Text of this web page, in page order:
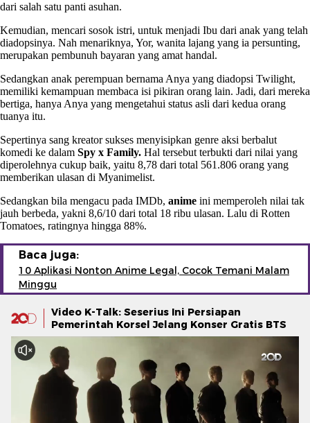
dari salah satu panti asuhan.
Kemudian, mencari sosok istri, untuk menjadi Ibu dari anak yang telah
diadopsinya. Nah menariknya, Yor, wanita lajang yang ia persunting,
merupakan pembunuh bayaran yang amat handal.
Sedangkan anak perempuan bernama Anya yang diadopsi Twilight,
memiliki kemampuan membaca isi pikiran orang lain. Jadi, dari mereka
bertiga, hanya Anya yang mengetahui status asli dari kedua orang
tuanya itu.
Sepertinya sang kreator sukses menyisipkan genre aksi berbalut
komedi ke dalam Spy x Family. Hal tersebut terbukti dari nilai yang
diperolehnya cukup baik, yaitu 8,78 dari total 561.806 orang yang
memberikan ulasan di Myanimelist.
Sedangkan bila mengacu pada IMDb, anime ini memperoleh nilai tak
jauh berbeda, yakni 8,6/10 dari total 18 ribu ulasan. Lalu di Rotten
Tomatoes, ratingnya hingga 88%.
Baca juga:
10 Aplikasi Nonton Anime Legal, Cocok Temani Malam
Minggu
Video K-Talk: Seserius Ini Persiapan
Pemerintah Korsel Jelang Konser Gratis BTS